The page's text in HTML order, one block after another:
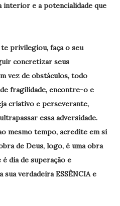
interior e a potencialidade que
privilegiou, faça o seu
concretizar seus
vez de obstáculos, todo
fragilidade, encontre-o e
criativo e perseverante,
essa adversidade.
mesmo tempo, acredite em si
de Deus, logo, é uma obra
dia de superação e
verdadeira ESSÊNCIA e